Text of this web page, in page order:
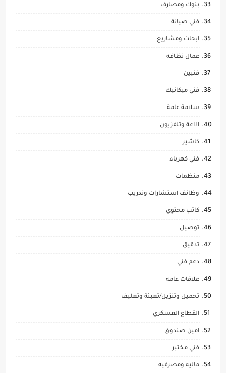
بنوك ومصارف
فني صيانة
ابحاث ومشاريع
عمال نظافه
فنيين
فني ميكانيك
سلامة عامة
اذاعة وتلفزيون
كاشير
فني كهرباء
منظمات
وظائف استشارات وتدريب
كاتب محتوى
توصيل
تدقيق
دعم فني
علاقات عامه
تحميل وتنزيل/تعبئة وتغليف
القطاع العسكري
امين صندوق
فني مختبر
ماليه ومصرفيه